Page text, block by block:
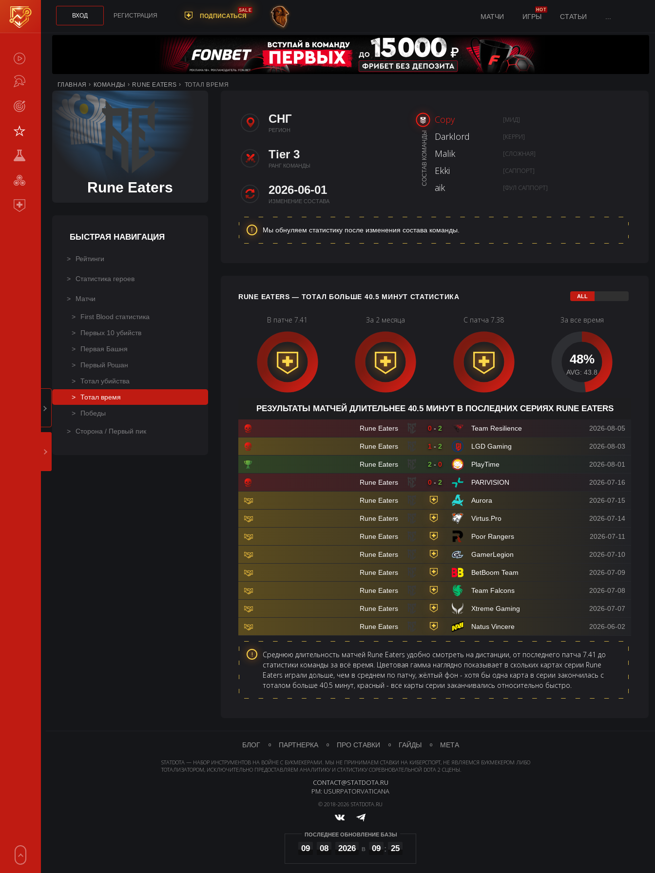
ТУРНИРЫ
LIVE
СТАТИСТИКА
КОМАНДЫ
МЕТА
СРАВНИТЬ
ВХОД РЕГИСТРАЦИЯ ПОДПИСАТЬСЯ
SALE
МАТЧИ ИГРЫ
HOT
СТАТЬИ
ГЛАВНАЯ КОМАНДЫ RUNE EATERS ТОТАЛ ВРЕМЯ
Rune Eaters
БЫСТРАЯ НАВИГАЦИЯ
Рейтинги
Статистика героев
Матчи
First Blood статистика
Первых 10 убийств
Первая Башня
Первый Рошан
Тотал убийства
Тотал время
Победы
Сторона / Первый пик
СНГ
РЕГИОН
Tier 3
РАНГ КОМАНДЫ
2026-06-01
ИЗМЕНЕНИЕ СОСТАВА
СОСТАВ КОМАНДЫ
Copy [МИД]
Darklord [КЕРРИ]
Malik [СЛОЖНАЯ]
Ekki [САППОРТ]
aik [ФУЛ САППОРТ]
Мы обнуляем статистику после изменения состава команды.
RUNE EATERS — ТОТАЛ БОЛЬШЕ 40.5 МИНУТ СТАТИСТИКА
В патче 7.41 За 2 месяца С патча 7.38 За все время
48%
AVG: 43.8
РЕЗУЛЬТАТЫ МАТЧЕЙ ДЛИТЕЛЬНЕЕ 40.5 МИНУТ В ПОСЛЕДНИХ СЕРИЯХ RUNE EATERS
Rune Eaters 0 - 2 Team Resilience 2026-08-05
Rune Eaters 1 - 2 LGD Gaming 2026-08-03
Rune Eaters 2 - 0 PlayTime 2026-08-01
Rune Eaters 0 - 2 PARIVISION 2026-07-16
Rune Eaters Aurora 2026-07-15
Rune Eaters Virtus.Pro 2026-07-14
Rune Eaters Poor Rangers 2026-07-11
Rune Eaters GamerLegion 2026-07-10
Rune Eaters BetBoom Team 2026-07-09
Rune Eaters Team Falcons 2026-07-08
Rune Eaters Xtreme Gaming 2026-07-07
Rune Eaters Natus Vincere 2026-06-02
Среднюю длительность матчей Rune Eaters удобно смотреть на дистанции, от последнего патча 7.41 до
статистики команды за всё время. Цветовая гамма наглядно показывает в скольких картах серии Rune
Eaters играли дольше, чем в среднем по патчу, жёлтый фон - хотя бы одна карта в серии закончилась с
тоталом больше 40.5 минут, красный - все карты серии заканчивались относительно быстро.
БЛОГ ПАРТНЕРКА ПРО СТАВКИ ГАЙДЫ МЕТА
STATDOTA — НАБОР ИНСТРУМЕНТОВ НА ВОЙНЕ С БУКМЕКЕРАМИ. МЫ НЕ ПРИНИМАЕМ СТАВКИ НА КИБЕРСПОРТ, НЕ ЯВЛЯЕМСЯ БУКМЕКЕРОМ ЛИБО
ТОТАЛИЗАТОРОМ, ИСКЛЮЧИТЕЛЬНО ПРЕДОСТАВЛЯЕМ АНАЛИТИКУ И СТАТИСТИКУ СОРЕВНОВАТЕЛЬНОЙ DOTA 2 СЦЕНЫ.
CONTACT@STATDOTA.RU
PM: USURPATORVATICANA
© 2018-2026 STATDOTA.RU
ПОСЛЕДНЕЕ ОБНОВЛЕНИЕ БАЗЫ
09 08 2026 09 25